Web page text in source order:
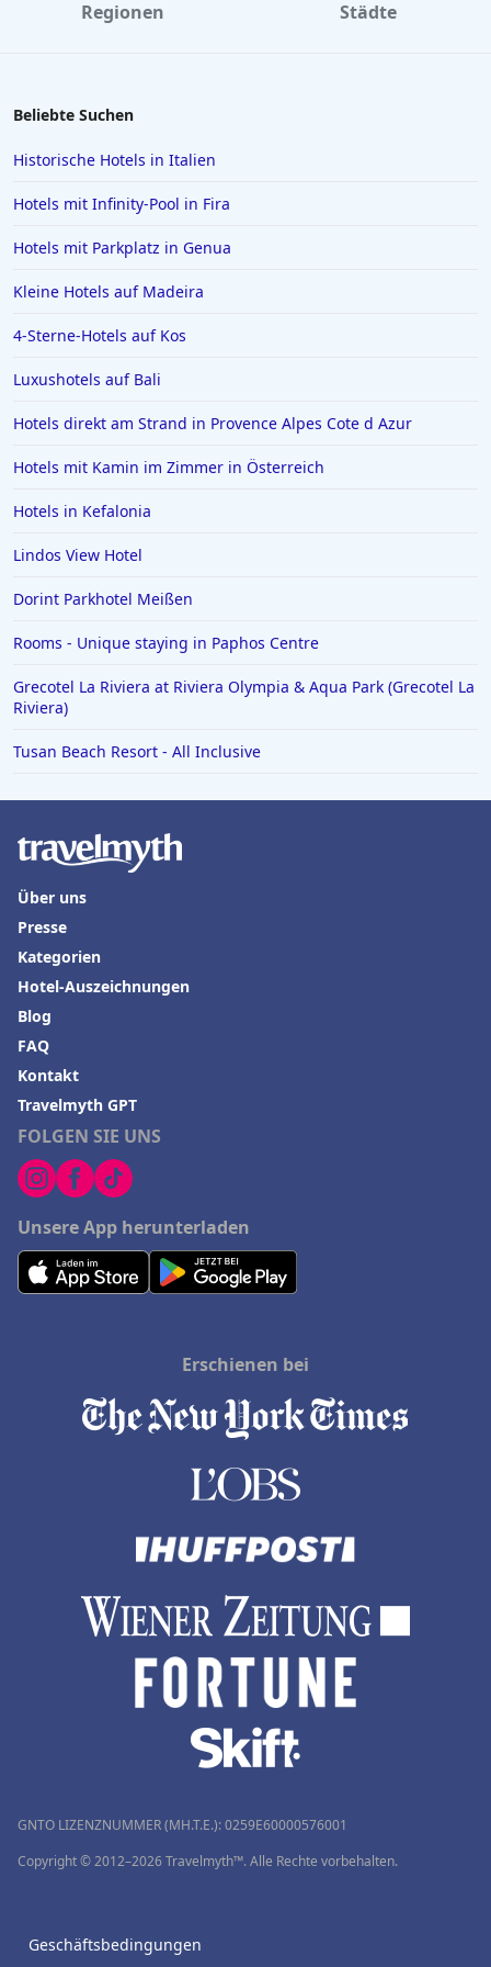
Hotels in Barcelona
Hotels auf Gran Canaria
Hotels in Zell am See
Hotels in Würzburg
Hotels in Borkum
Hotels in Bregenz
Hotels in Paguera
Hotels in Achen See
Hotels in Marburg Biedenkopf
Hotels in Ischgl
Hotels in Cochem
Regionen Städte
Beliebte Suchen
Historische Hotels in Italien
Hotels mit Infinity-Pool in Fira
Hotels mit Parkplatz in Genua
Kleine Hotels auf Madeira
4-Sterne-Hotels auf Kos
Luxushotels auf Bali
Hotels direkt am Strand in Provence Alpes Cote d Azur
Hotels mit Kamin im Zimmer in Österreich
Hotels in Kefalonia
Lindos View Hotel
Dorint Parkhotel Meißen
Rooms - Unique staying in Paphos Centre
Grecotel La Riviera at Riviera Olympia & Aqua Park (Grecotel La
Riviera)
Tusan Beach Resort - All Inclusive
FOLGEN SIE UNS
Unsere App herunterladen
Über uns
Presse
Kategorien
Hotel-Auszeichnungen
Blog
FAQ
Kontakt
Travelmyth GPT
Erschienen bei
GNTO LIZENZNUMMER (MH.T.E.): 0259Ε60000576001
Copyright © 2012–2026 Travelmyth™. Alle Rechte vorbehalten.
Geschäftsbedingungen